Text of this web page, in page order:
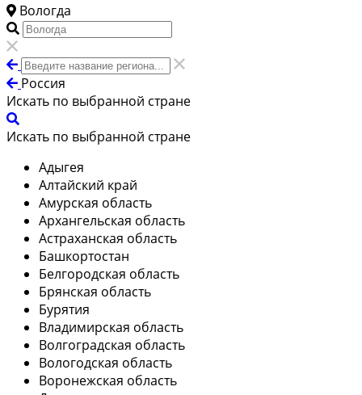
Вологда
Россия
Искать по выбранной стране
Искать по выбранной стране
Адыгея
Алтайский край
Амурская область
Архангельская область
Астраханская область
Башкортостан
Белгородская область
Брянская область
Бурятия
Владимирская область
Волгоградская область
Вологодская область
Воронежская область